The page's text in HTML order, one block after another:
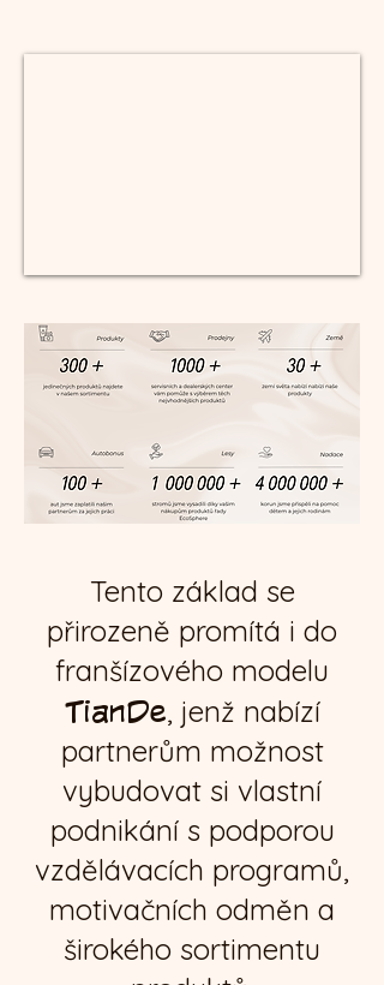
Tento základ se
přirozeně promítá i do
franšízového modelu
TianDe, jenž nabízí
partnerům možnost
vybudovat si vlastní
podnikání s podporou
vzdělávacích programů,
motivačních odměn a
širokého sortimentu